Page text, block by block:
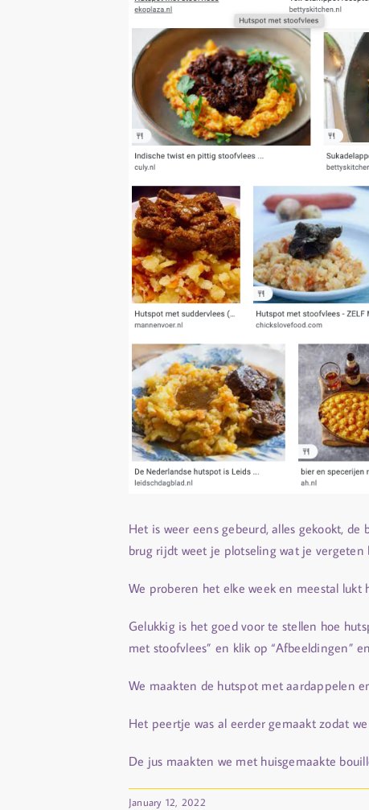
Het is weer eens gebeurd, alles gekookt,
brug rijdt weet je plotseling wat je vergeten
We proberen het elke week en meestal
Gelukkig is het goed voor te stellen hoe
met stoofvlees” en klik op “Afbeeldingen”
We maakten de hutspot met aardappelen
Het peertje was al eerder gemaakt zodat
De jus maakten we met huisgemaakte
January 12, 2022